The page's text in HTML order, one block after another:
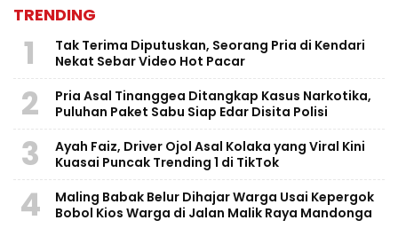
TRENDING
1
Tak Terima Diputuskan, Seorang Pria di Kendari
Nekat Sebar Video Hot Pacar
2
Pria Asal Tinanggea Ditangkap Kasus Narkotika,
Puluhan Paket Sabu Siap Edar Disita Polisi
3
Ayah Faiz, Driver Ojol Asal Kolaka yang Viral Kini
Kuasai Puncak Trending 1 di TikTok
4
Maling Babak Belur Dihajar Warga Usai Kepergok
Bobol Kios Warga di Jalan Malik Raya Mandonga